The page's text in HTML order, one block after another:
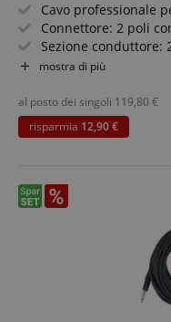
Cavo professionale
Connettore: 2 poli
Sezione conduttore:
Lunghezza: 25 m
2 pezzi nel set
mostra di più
al posto dei singoli 119,80 €
risparmia 12,90 €